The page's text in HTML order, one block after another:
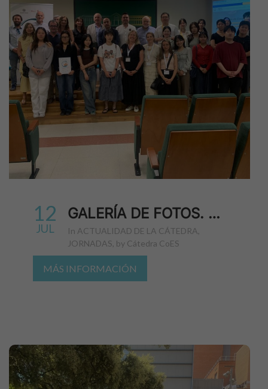
12
JUL
GALERÍA DE FOTOS. ¿QUÉ ES LA ECONOMÍA SOCIAL? UNA JORNADA PARA DESCUBRIR MODELOS EMPRESARIALES CON IMPACTO SOCIAL
in ACTUALIDAD DE LA CÁTEDRA
JORNADAS by Cátedra CoES
MÁS INFORMACIÓN